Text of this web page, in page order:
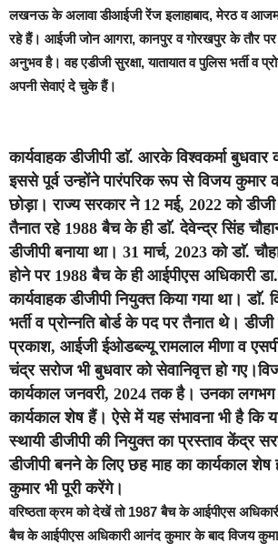
लखनऊ के अलावा डीआईजी रेंज इलाहाबाद, मेरठ व
रहे हैं। आईजी जोन आगरा, कानपुर व गोरखपुर के तौर पर
अनुभव है। वह एडीजी सुरक्षा, यातायात व पुलिस भर्ती व
अपनी सेवाएं दे चुके हैं।
कार्यवाहक डीजीपी डाॅ. आरके विश्वकर्मा बुधवार
इससे पूर्व उन्होंने पारंपरिक रूप से विजय कुमार
छोड़ा। राज्य सरकार ने 12 मई, 2022 को
तैनात रहे 1988 बैच के ही डाॅ. देवेन्द्र सिंह
डीजीपी बनाया था। 31 मार्च, 2023 को डाॅ.
होने पर 1988 बैच के ही आईपीएस अधिकारी
कार्यवाहक डीजीपी नियुक्त किया गया था। डाॅ.
भर्ती व प्रोन्नति बोर्ड के पद पर तैनात थे।
प्रकाश, आईजी ईओडब्ल्यू रामलाल मीणा व
चंद्र सरोज भी बुधवार को सेवानिवृत्त हो
कार्यकाल जनवरी, 2024 तक है। उनका लगभग
कार्यकाल शेष हैं। ऐसे में यह संभावना भी है कि
स्थायी डीजीपी की नियुक्त का प्रस्ताव केंद्र
डीजीपी बनने के लिए छह माह का कार्यकाल शेष
कुमार भी पूरी करेंगे।
वरिष्ठता क्रम को देखें तो 1987 बैच के आईपीएस
बैच के आईपीएस अधिकारी आनंद कुमार के बाद विजय